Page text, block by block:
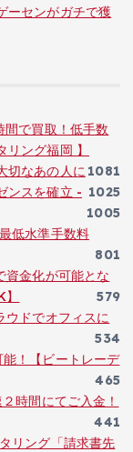
ーセンがガチで獲
で買取！低手数
ング福岡 】
1081
切なあの人に
1025
ンスを確立 -
1005
低水準手数料
801
資金化が可能とな
579
ウドでオフィスに
534
！【ビートレーデ
465
時間にてご入金！
441
リング「請求書先